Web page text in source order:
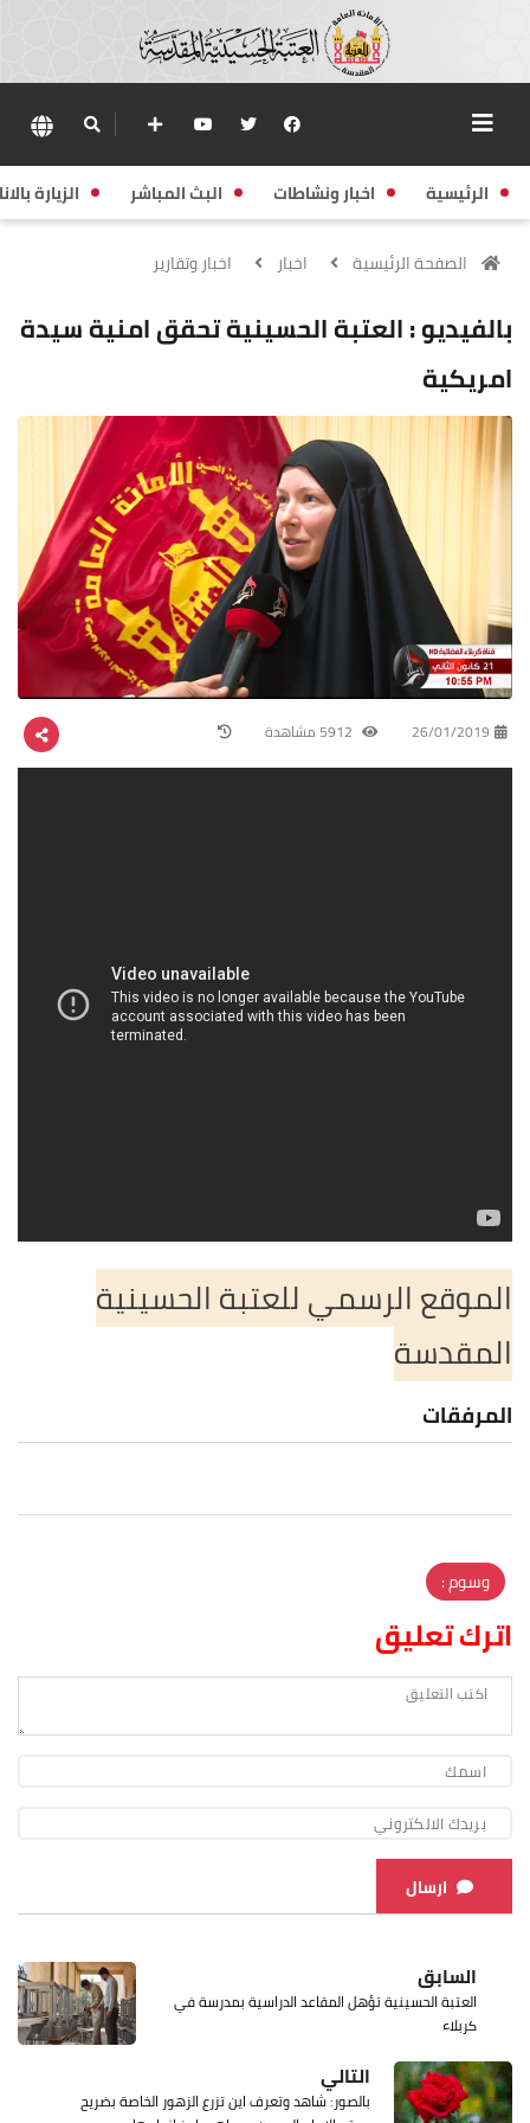
الرئيسية اخبار ونشاطات البث المباشر الزيارة
الصفحة الرئيسية اخبار اخبار وتقارير
بالفيديو : العتبة الحسينية تحقق امنية سيدة
امريكية
26/01/2019
الموقع الرسمي للعتبة الحسينية
المقدسة
المرفقات
وسوم :
اترك تعليق
ارسال
السابق
العتبة الحسينية تؤهل المقاعد الدراسية بمدرسة في
كربلاء
التالي
بالصور: شاهد وتعرف اين تزرع الزهور الخاصة بضريح